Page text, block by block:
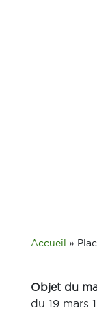
Accueil »
Objet du
du 19 mars